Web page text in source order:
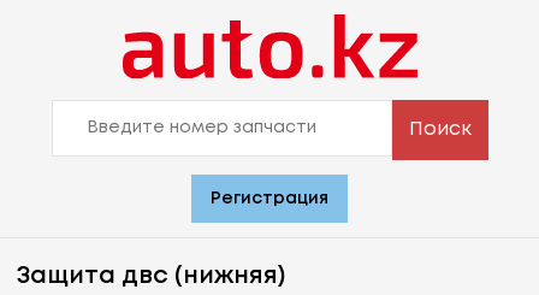
Поиск
Регистрация
Защита двс (нижняя)